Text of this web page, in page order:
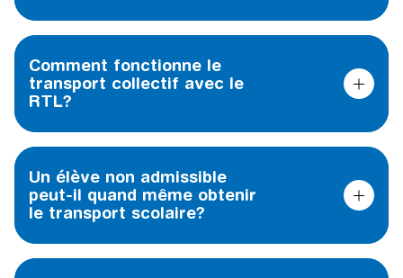
Comment fonctionne le
transport collectif avec le
RTL?
Un élève non admissible
peut-il quand même obtenir
le transport scolaire?